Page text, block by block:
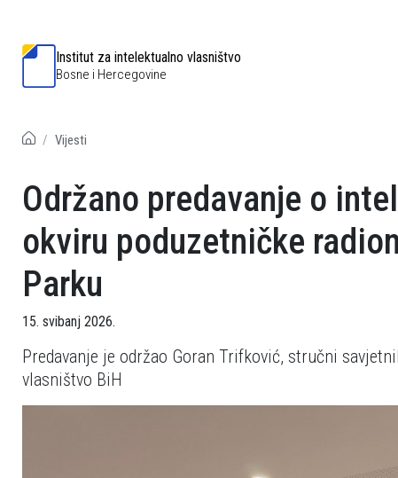
Institut za intelektualno vlasništvo
Bosne i Hercegovine
Vijesti
Održano predavanje o
okviru poduzetničke
Parku
15. svibanj 2026.
Predavanje je održao Goran Trifković, stručni
vlasništvo BiH